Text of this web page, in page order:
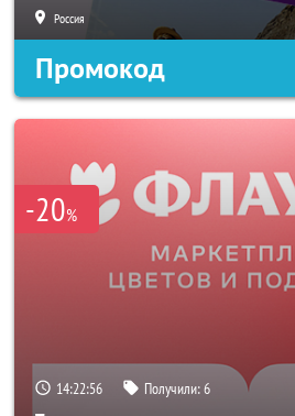
Россия
Промокод
-20%
14:22:54 Получили:6